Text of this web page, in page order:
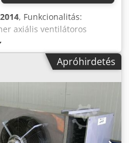
2014, Funkcionalitás:
axiális ventilátoros
Egyéb méretű,
is elérhetők
képek a hirdetésben
(EU).
Apróhirdetés